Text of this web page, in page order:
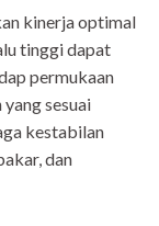
kinerja optimal
tinggi dapat
permukaan
sesuai
kestabilan
dan